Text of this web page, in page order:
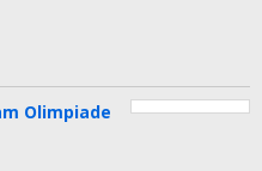
Olimpiade